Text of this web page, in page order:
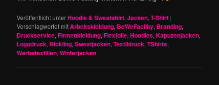
Veröffentlicht unterHoodie & Sweatshirt,Jacken,T-Shirt |
Verschlagwortet mitArbeitskleidung, BeWeFacility, Branding,
Druckservice,Firmenkleidung,Flexfolie,Hoodies,Kapuzenjacken,
Logodruck, Rickling,Sweatjacken,Textildruck,TShirts,
Werbetextilien,Winterjacken